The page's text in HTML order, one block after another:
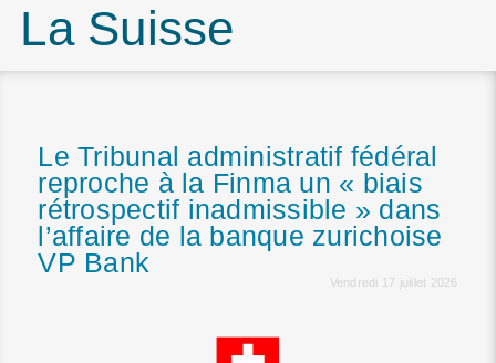
La Suisse
Le Tribunal administratif fédéral
reproche à la Finma un « biais
rétrospectif inadmissible » dans
l’affaire de la banque zurichoise
VP Bank
Vendredi 17 juillet 2026